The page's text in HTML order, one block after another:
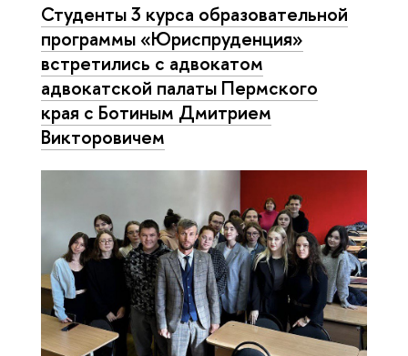
Студенты 3 курса образовательной
программы «Юриспруденция»
встретились с адвокатом
адвокатской палаты Пермского
края с Ботиным Дмитрием
Викторовичем